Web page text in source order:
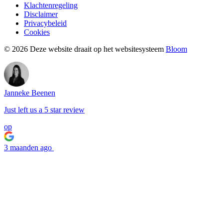
Klachtenregeling
Disclaimer
Privacybeleid
Cookies
© 2026 Deze website draait op het websitesysteem Bloom
Janneke Beenen
Just left us a 5 star review
op
3 maanden ago